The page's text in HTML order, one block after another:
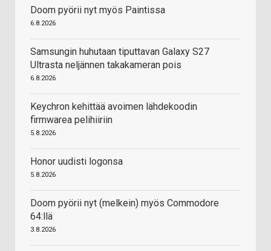
Doom pyörii nyt myös Paintissa
6.8.2026
Samsungin huhutaan tiputtavan Galaxy S27
Ultrasta neljännen takakameran pois
6.8.2026
Keychron kehittää avoimen lähdekoodin
firmwarea pelihiiriin
5.8.2026
Honor uudisti logonsa
5.8.2026
Doom pyörii nyt (melkein) myös Commodore
64:llä
3.8.2026